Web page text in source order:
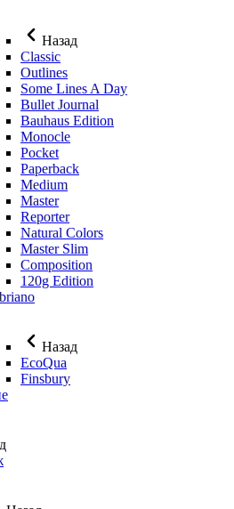
Назад
Classic
Outlines
Some Lines A Day
Bullet Journal
Bauhaus Edition
Monocle
Pocket
Paperback
Medium
Master
Reporter
Natural Colors
Master Slim
Composition
120g Edition
Назад
EcoQua
Finsbury